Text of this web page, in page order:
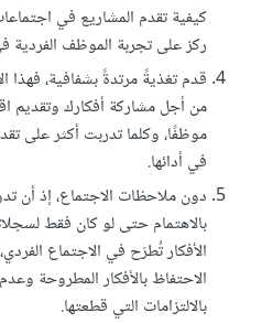
كيفية تقدم المشاريع في
ركز على تجربة الموظف الفردية
قدم تغذيةً مرتدةً بشفافية،
من أجل مشاركة أفكارك وتقديم
موظفًا، وكلما تدربت أكثر على
في أدائها.
دون ملاحظات الاجتماع، إذ أن
بالاهتمام حتى لو كان فقط
الأفكار تُطرَح في الاجتماع
الاحتفاظ بالأفكار المطروحة
بالالتزامات التي قطعتها.